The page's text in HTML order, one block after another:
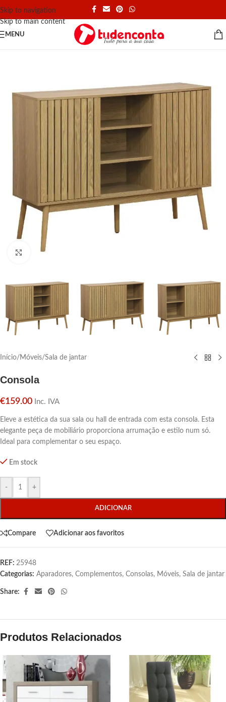
Skip to navigation
Skip to main content
MENU
Click para aumentar
Início/ Móveis/Sala de jantar
Consola
€159.00 Inc. IVA
Eleve a estética da sua sala ou hall de entrada com esta consola. Esta
elegante peça de mobiliário proporciona arrumação e estilo num só.
Ideal para complementar o seu espaço.
Em stock
- +
ADICIONAR
Compare Adicionar aos favoritos
REF: 25948
Categorias: Aparadores, Complementos, Consolas, Móveis, Sala de jantar
Share:
Produtos Relacionados